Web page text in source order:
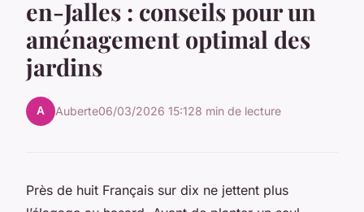
en-Jalles : conseils pour un
aménagement optimal des
jardins
A Auberte06/03/2026 15:128 min de lecture
Près de huit Français sur dix ne jettent plus